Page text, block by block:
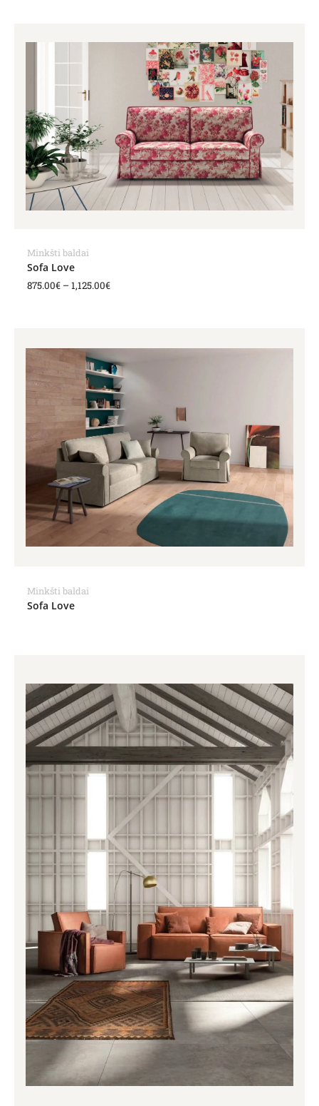
Minkšti baldai
Sofa Love
875.00€ –1,125.00€
range:
through
1,125.00€
Minkšti baldai
Sofa Love
1,365.00€
through
2,018.00€